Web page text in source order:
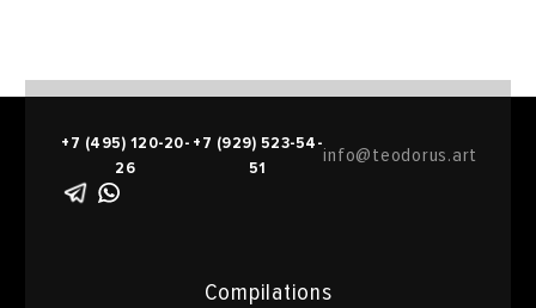
Compilations
+7 (495) 120-20-
26
+7 (929) 523-54-
51
info@teodorus.art